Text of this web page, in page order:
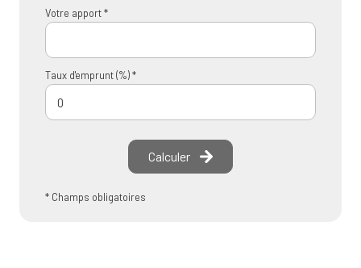
Votre apport *
Taux d'emprunt (%) *
Calculer
* Champs obligatoires